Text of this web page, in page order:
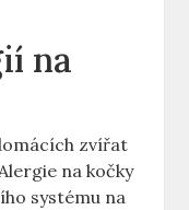
na
zvířat
na kočky
systému na